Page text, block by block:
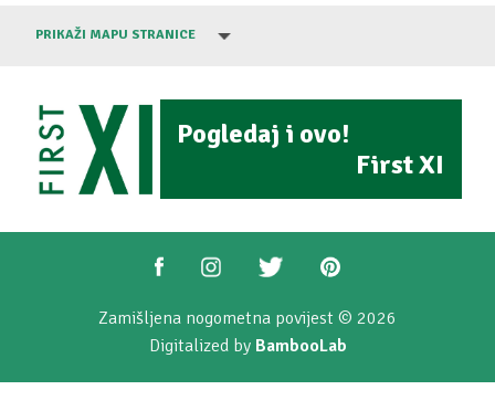
PRIKAŽI MAPU STRANICE
Pogledaj i ovo!
First XI
Zamišljena nogometna povijest © 2026
Digitalized by BambooLab